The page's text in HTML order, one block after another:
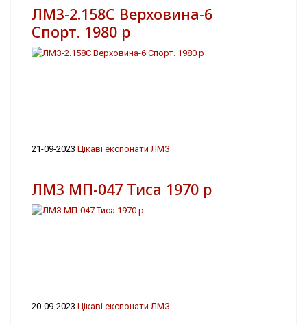
ЛМЗ-2.158С Верховина-6
Спорт. 1980 р
21-09-2023 Цікаві експонати ЛМЗ
ЛМЗ МП-047 Тиса 1970 р
20-09-2023 Цікаві експонати ЛМЗ